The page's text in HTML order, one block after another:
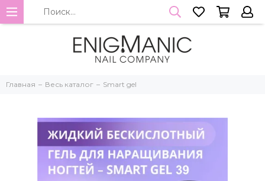
Главная Весь каталог Smart gel